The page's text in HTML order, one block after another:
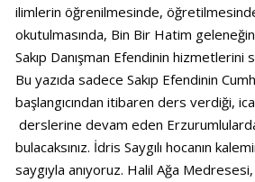
ilimlerin öğrenilmesinde,
okutulmasında, Bin Bir Hatim
Sakıp Danışman Efendinin hizmetlerini
Bu yazıda sadece Sakıp Efendinin
başlangıcından itibaren ders verdiği,
derslerine devam eden
bulacaksınız. İdris Saygılı hocanın
saygıyla anıyoruz. Halil Ağa Medresesi,